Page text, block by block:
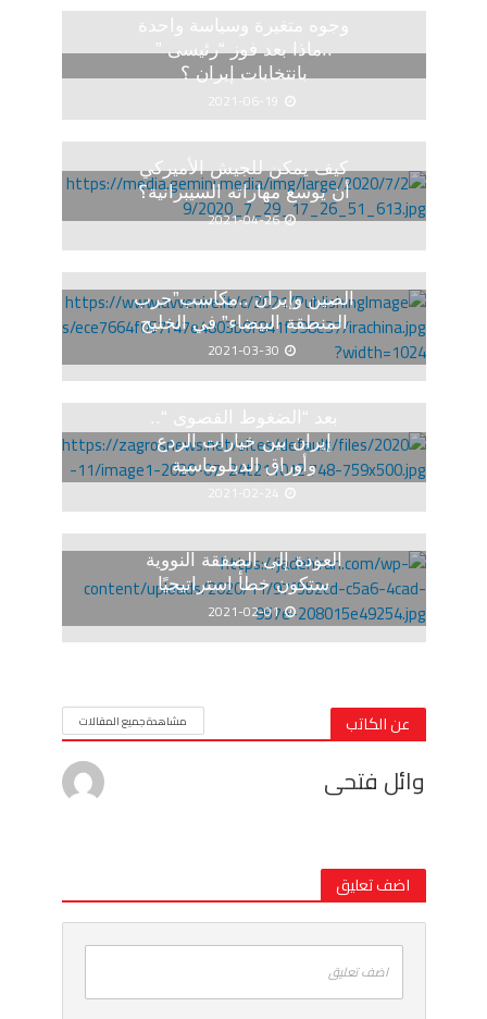
وجوه متغيرة وسياسة واحدة
..ماذا بعد فوز “رئيسى ”
بانتخابات إيران ؟
2021-06-19
كيف يمكن للجيش الأميركي
أن يوسع مهاراته السيبرانية؟
2021-04-26
الصين وإيران ..مكاسب”حرب
المنطقة البيضاء” في الخليج
2021-03-30
بعد “الضغوط القصوى “..
إيران بين خيارات الردع
وأوراق الدبلوماسية
2021-02-24
العودة إلى الصفقة النووية
ستكون خطأ استراتيجيًا
2021-02-01
عن الكاتب مشاهدة جميع المقالات
وائل فتحى
اضف تعليق
اضف تعليق